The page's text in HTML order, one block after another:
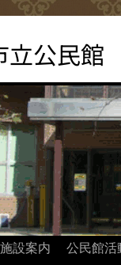
立公民館
設案内 公民館